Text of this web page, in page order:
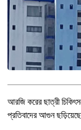
আরজি করের ছাত্রী
প্রতিবাদের আগুন